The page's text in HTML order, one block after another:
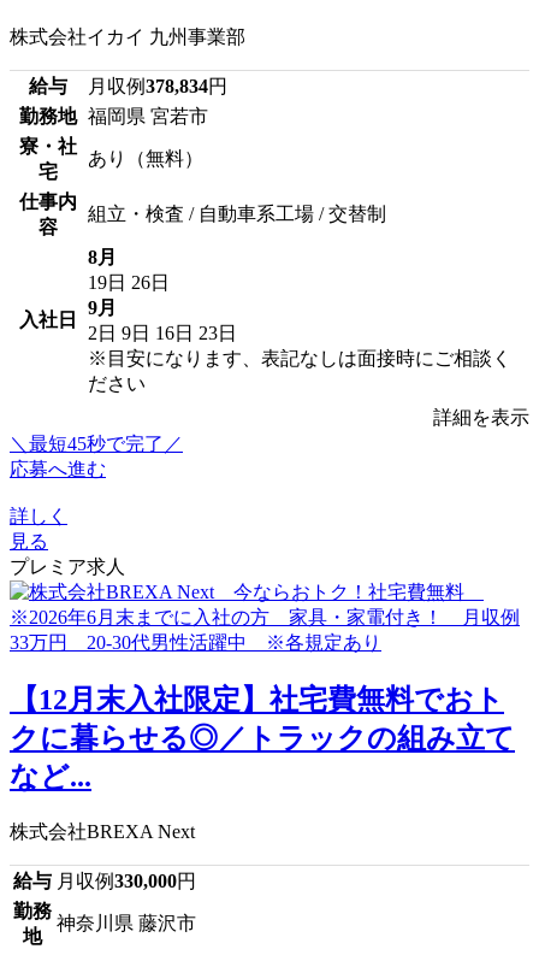
株式会社イカイ 九州事業部
給与 月収例378,834円
勤務地 福岡県 宮若市
寮・社
宅
あり（無料）
仕事内
容
組立・検査 / 自動車系工場 / 交替制
入社日
8月
19日 26日
9月
2日 9日 16日 23日
※目安になります、表記なしは面接時にご相談く
ださい
詳細を表示
＼最短45秒で完了／
応募へ進む
詳しく
見る
プレミア求人
【12月末入社限定】社宅費無料でおト
クに暮らせる◎／トラックの組み立て
など...
株式会社BREXA Next
給与 月収例330,000円
勤務
地
神奈川県 藤沢市